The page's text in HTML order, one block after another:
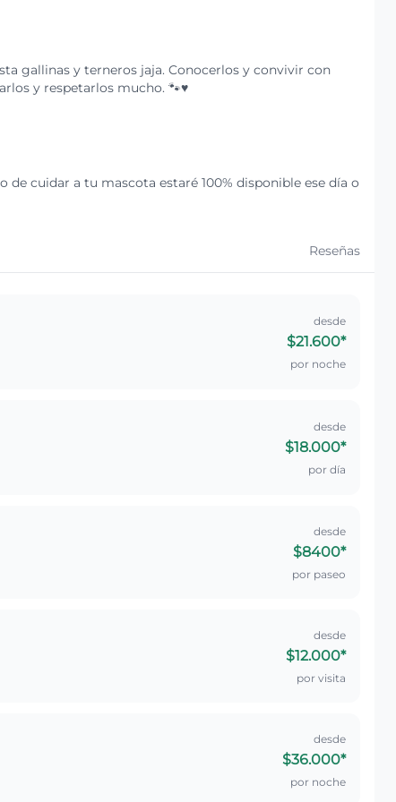
gallinas y terneros jaja. Conocerlos y convivir con
y respetarlos mucho. 🐾♥️
cuidar a tu mascota estaré 100% disponible ese día o
Reseñas
desde
$21.600*
por noche
desde
$18.000*
por día
desde
$8400*
por paseo
desde
$12.000*
por visita
desde
$36.000*
por noche